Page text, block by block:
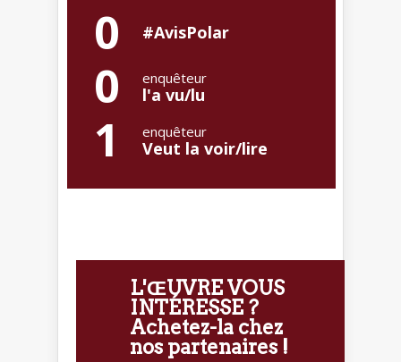
0 #AvisPolar
0 enquêteur
l'a vu/lu
1 enquêteur
Veut la voir/lire
L'ŒUVRE VOUS
INTÉRESSE ?
Achetez-la chez
nos partenaires !